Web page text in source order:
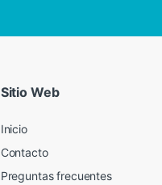
Sitio Web
Inicio
Contacto
Preguntas frecuentes